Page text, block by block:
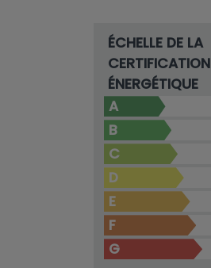
ÉCHELLE DE LA
CERTIFICATION
ÉNERGÉTIQUE
A
B
C
D
E
F
G